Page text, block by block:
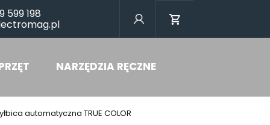
599 198
NARZĘDZIA RĘCZNE
automatyczna TRUE COLOR